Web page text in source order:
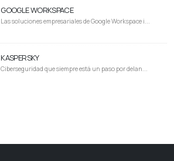
GOOGLE WORKSPACE
Las soluciones empresariales de Google Workspace i...
KASPERSKY
Ciberseguridad que siempre está un paso por delan...